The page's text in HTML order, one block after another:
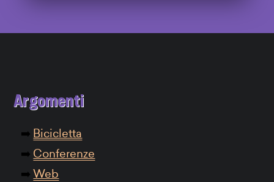
Argomenti
Bicicletta
Conferenze
Web